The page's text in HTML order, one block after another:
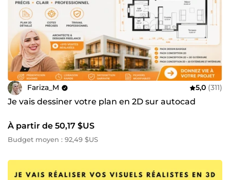
Fariza_M 5,0 (311)
Je vais dessiner votre plan en 2D sur autocad
À partir de 50,17 $US
Budget moyen : 92,49 $US